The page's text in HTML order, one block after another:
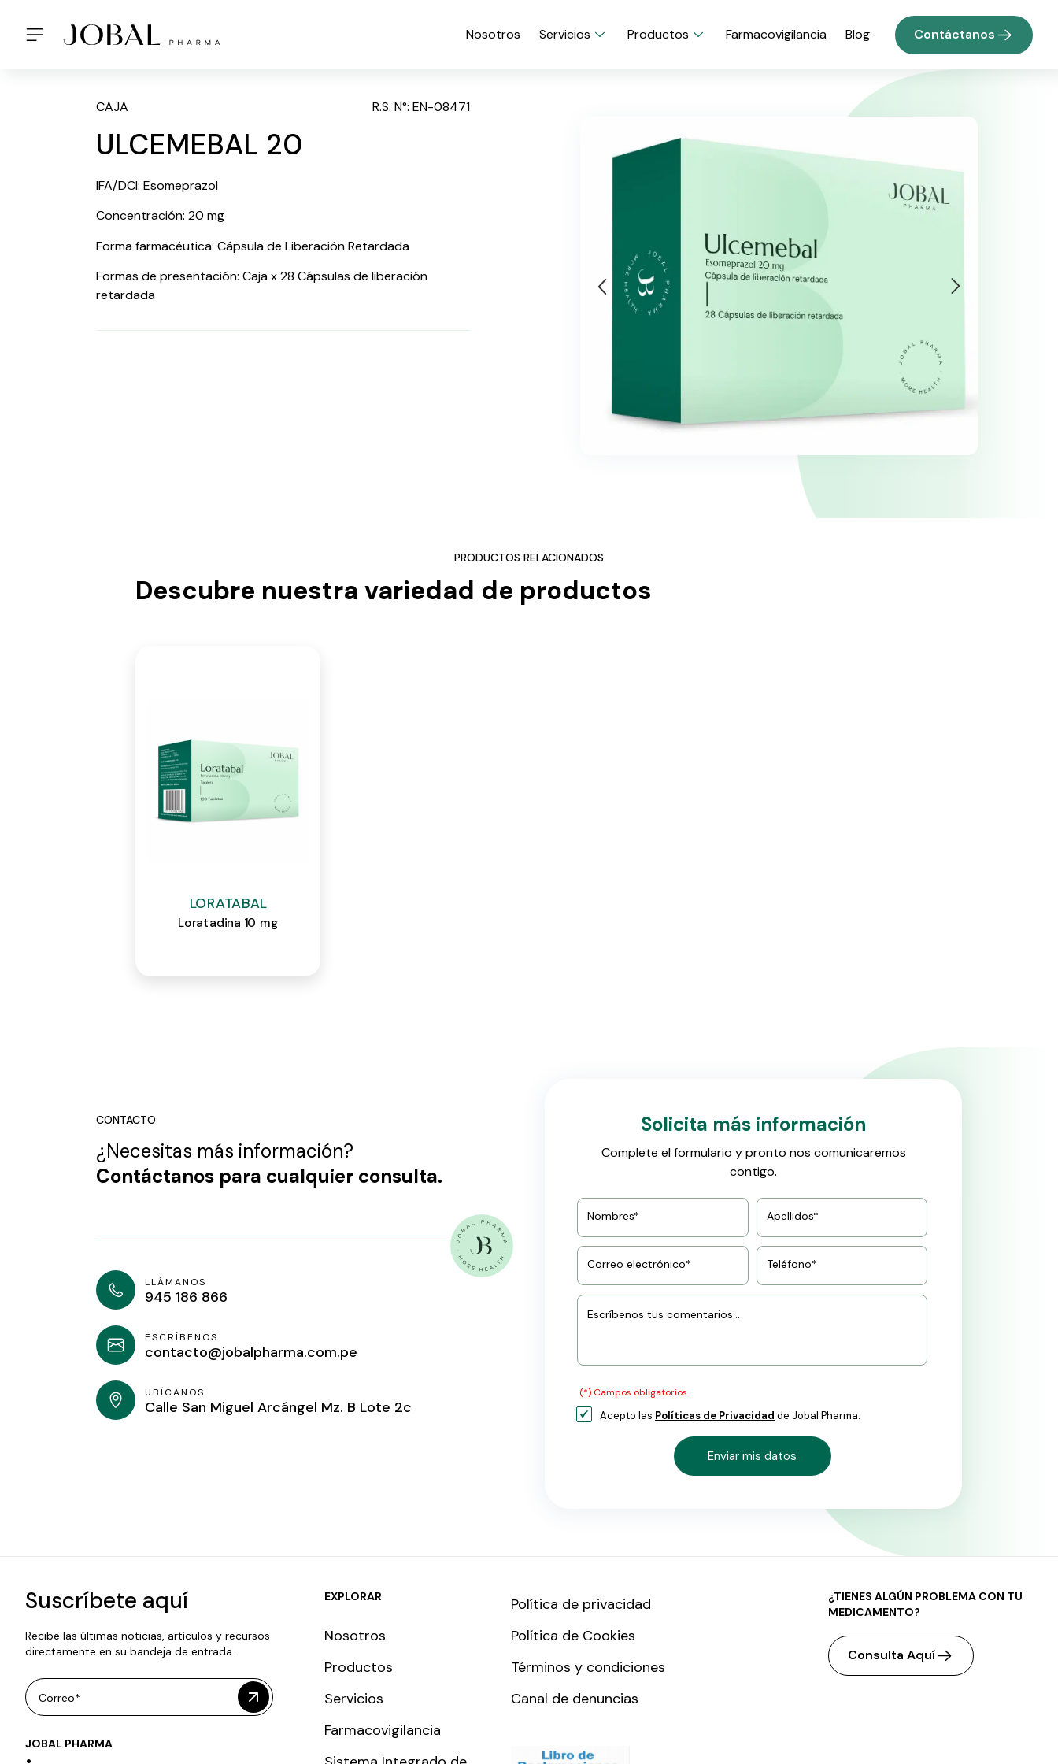
Nosotros Servicios Productos Farmacovigilancia Blog Contáctanos
CAJA R.S. N°: EN-08471
ULCEMEBAL 20
IFA/DCI: Esomeprazol
Concentración: 20 mg
Forma farmacéutica: Cápsula de Liberación Retardada
Formas de presentación: Caja x 28 Cápsulas de liberación
retardada
PRODUCTOS RELACIONADOS
Descubre nuestra variedad de productos
LORATABAL
Loratadina 10 mg
CONTACTO
¿Necesitas más información?
Contáctanos para cualquier consulta.
945 186 866
LLÁMANOS
contacto@jobalpharma.com.pe
ESCRÍBENOS
Calle San Miguel Arcángel Mz. B Lote 2c
UBÍCANOS
Solicita más información
Complete el formulario y pronto nos comunicaremos
contigo.
Nombres* Apellidos*
Correo electrónico* Teléfono*
Escríbenos tus comentarios...
(*) Campos obligatorios.
Acepto las Políticas de Privacidad de Jobal Pharma.
Suscríbete aquí
Recibe las últimas noticias, artículos y recursos
directamente en su bandeja de entrada.
Correo*
JOBAL PHARMA
EXPLORAR
Nosotros
Productos
Servicios
Farmacovigilancia
Política de privacidad
Política de Cookies
Términos y condiciones
Canal de denuncias
¿TIENES ALGÚN PROBLEMA CON TU
MEDICAMENTO?
Consulta Aquí